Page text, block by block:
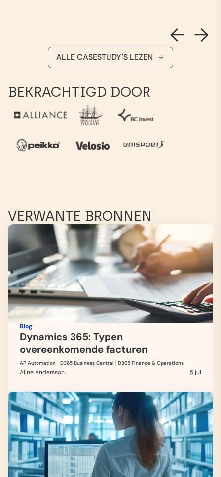
ALLE CASESTUDY'S LEZEN
BEKRACHTIGD DOOR
VERWANTE BRONNEN
Blog
Dynamics 365: Typen
overeenkomende facturen
AP Automation D365 Business Central D365 Finance & Operations
Aline Andersson 5 jul